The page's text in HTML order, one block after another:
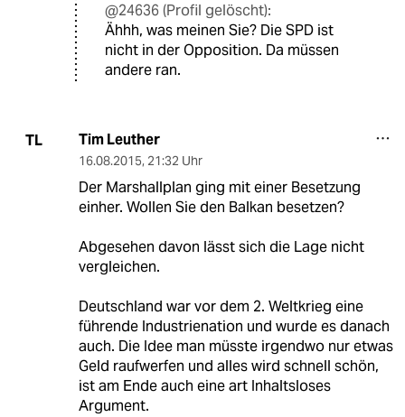
@24636 (Profil gelöscht):
Ähhh, was meinen Sie? Die SPD ist
nicht in der Opposition. Da müssen
andere ran.
TL Tim Leuther
16.08.2015, 21:32 Uhr
Der Marshallplan ging mit einer Besetzung
einher. Wollen Sie den Balkan besetzen?
Abgesehen davon lässt sich die Lage nicht
vergleichen.
Deutschland war vor dem 2. Weltkrieg eine
führende Industrienation und wurde es danach
auch. Die Idee man müsste irgendwo nur etwas
Geld raufwerfen und alles wird schnell schön,
ist am Ende auch eine art Inhaltsloses
Argument.